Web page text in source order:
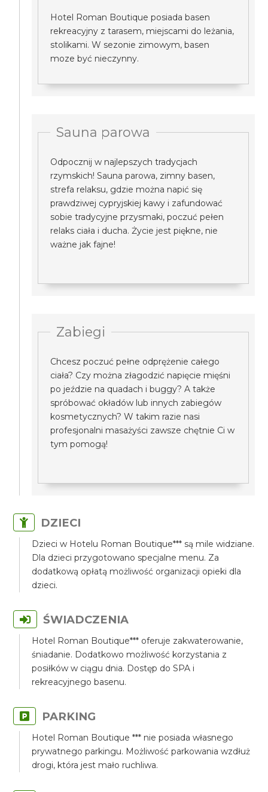
Hotel Roman Boutique posiada basen
rekreacyjny z tarasem, miejscami do leżania,
stolikami. W sezonie zimowym, basen
moze być nieczynny.
Sauna parowa
Odpocznij w najlepszych tradycjach
rzymskich! Sauna parowa, zimny basen,
strefa relaksu, gdzie można napić się
prawdziwej cypryjskiej kawy i zafundować
sobie tradycyjne przysmaki, poczuć pełen
relaks ciała i ducha. Życie jest piękne, nie
ważne jak fajne!
Zabiegi
Chcesz poczuć pełne odprężenie całego
ciała? Czy można złagodzić napięcie mięśni
po jeździe na quadach i buggy? A także
spróbować okładów lub innych zabiegów
kosmetycznych? W takim razie nasi
profesjonalni masażyści zawsze chętnie Ci w
tym pomogą!
DZIECI
Dzieci w Hotelu Roman Boutique*** są mile widziane.
Dla dzieci przygotowano specjalne menu. Za
dodatkową opłatą możliwość organizacji opieki dla
dzieci.
ŚWIADCZENIA
Hotel Roman Boutique*** oferuje zakwaterowanie,
śniadanie. Dodatkowo możliwość korzystania z
posiłków w ciągu dnia. Dostęp do SPA i
rekreacyjnego basenu.
PARKING
Hotel Roman Boutique *** nie posiada własnego
prywatnego parkingu. Możliwość parkowania wzdłuż
drogi, która jest mało ruchliwa.